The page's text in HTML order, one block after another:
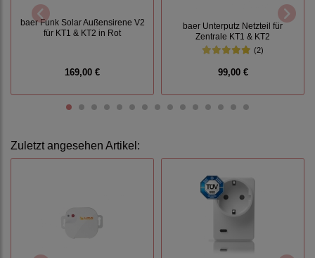
baer Funk Solar Außensirene V2
für KT1 & KT2 in Rot
169,00 €
baer Unterputz Netzteil für
Zentrale KT1 & KT2
(2)
99,00 €
Zuletzt angesehen Artikel: